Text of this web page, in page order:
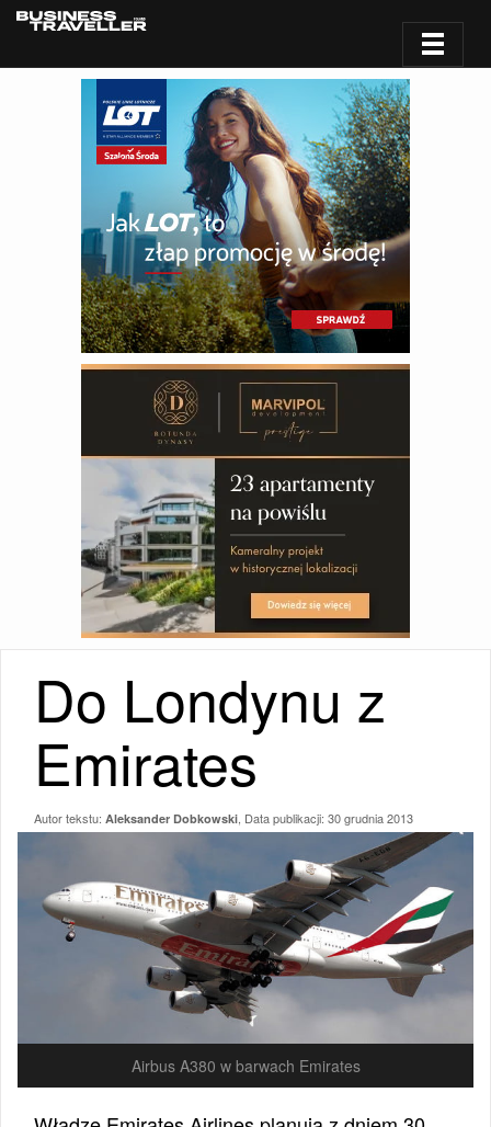
Do Londynu z
Emirates
Autor tekstu: Aleksander Dobkowski , Data publikacji: 30 grudnia 2013
Airbus A380 w barwach Emirates